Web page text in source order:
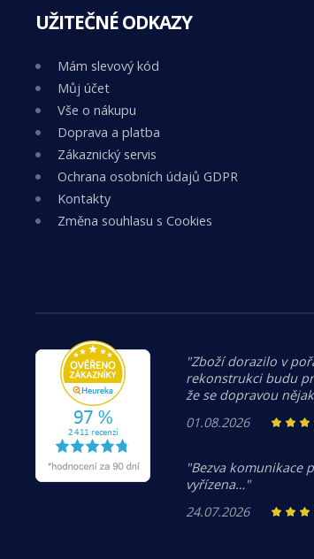
UŽITEČNÉ ODKAZY
Mám slevový kód
Můj účet
Vše o nákupu
Doprava a platba
Zákaznický servis
Ochrana osobních údajů GDPR
Kontakty
Změna souhlasu s Cookies
"Zboží dorazilo v
rekonstrukci budu
že se dopravou
01.08.2026
"Bezva komunikace
vyřízena…"
24.07.2026